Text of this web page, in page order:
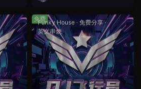
Funky House · 免费分享·
英文串烧
免费